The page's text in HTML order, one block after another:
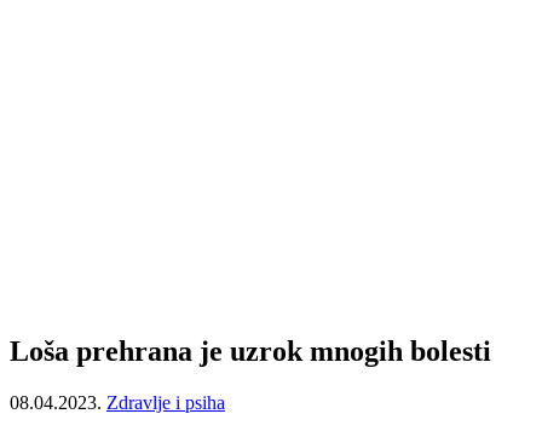
Loša prehrana je uzrok mnogih bolesti
08.04.2023. Zdravlje i psiha